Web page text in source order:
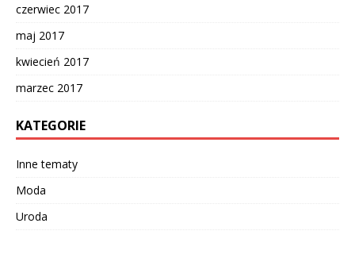
czerwiec 2017
maj 2017
kwiecień 2017
marzec 2017
KATEGORIE
Inne tematy
Moda
Uroda